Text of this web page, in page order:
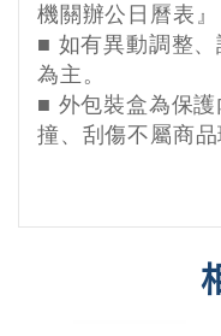
機關辦公日曆表』
■ 如有異動調整
為主。
■ 外包裝盒為保
撞、刮傷不屬商品